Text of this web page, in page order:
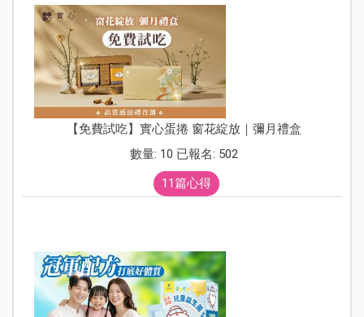
【免費試吃】實心蛋捲 窗花綻放｜彌月禮盒
數量: 10 已報名: 502
11篇心得